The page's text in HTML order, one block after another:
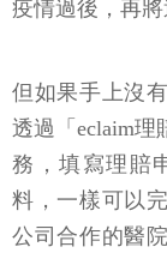
疫情過後，再將
但如果手上沒
透過「eclaim理
務，填寫理賠
料，一樣可以
公司合作的醫